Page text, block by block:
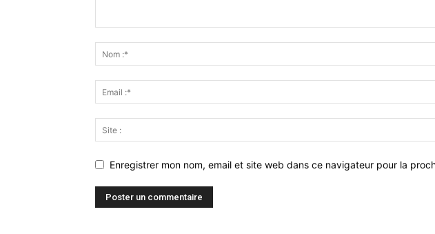
Enregistrer mon nom, email et site web dans ce navigateur pour la